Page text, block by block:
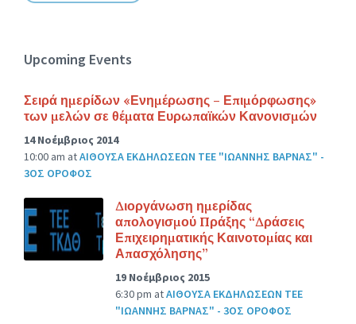
Upcoming Events
Σειρά ημερίδων «Ενημέρωσης – Επιμόρφωσης»
των μελών σε θέματα Ευρωπαϊκών Κανονισμών
14 Νοέμβριος 2014
10:00 am atΑΙΘΟΥΣΑ ΕΚΔΗΛΩΣΕΩΝ ΤΕΕ "ΙΩΑΝΝΗΣ ΒΑΡΝΑΣ" -
3ΟΣ ΟΡΟΦΟΣ
Διοργάνωση ημερίδας
απολογισμού Πράξης “Δράσεις
Επιχειρηματικής Καινοτομίας και
Απασχόλησης”
19 Νοέμβριος 2015
6:30 pm atΑΙΘΟΥΣΑ ΕΚΔΗΛΩΣΕΩΝ ΤΕΕ
"ΙΩΑΝΝΗΣ ΒΑΡΝΑΣ" - 3ΟΣ ΟΡΟΦΟΣ